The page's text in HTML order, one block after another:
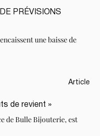
PRÉVISIONS
une baisse de
Article
de revient »
de Bulle Bijouterie, est